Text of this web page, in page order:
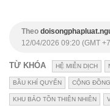
Theo
12/04/2026 09:20 (GMT
TỪ KHÓA HỆ MIỄN DỊCH
BẦU KHÍ QUYỂN CỘNG
KHU BẢO TỒN THIÊN NHIÊN